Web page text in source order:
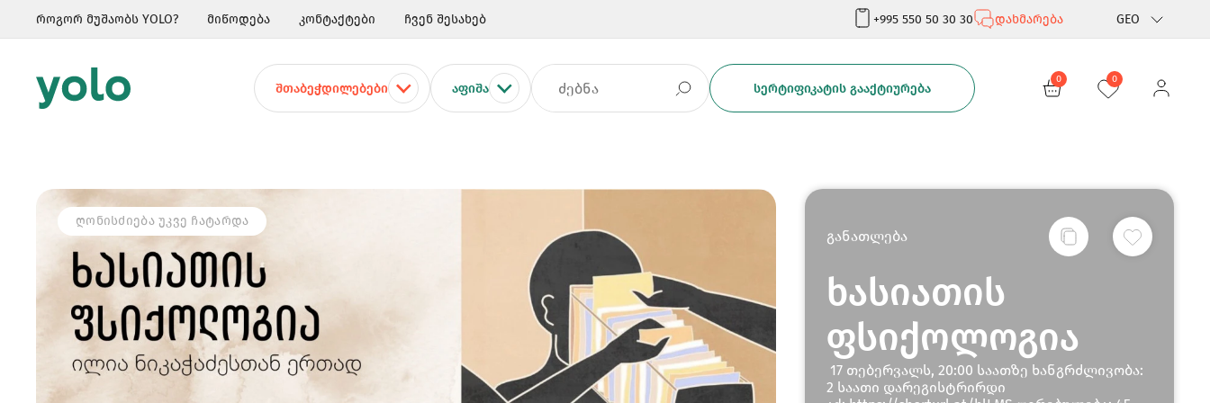
როგორ მუშაობს YOLO? მიწოდება კონტაქტები ჩვენ შესახებ +995 550 50 30 30 დახმარება GEO
Rus
ᲨᲗᲐᲑᲔᲭᲓᲘᲚᲔᲑᲔᲑᲘ ᲐᲤᲘᲨᲐ ᲡᲔᲠᲢᲘᲤᲘᲙᲐᲢᲘᲡ ᲒᲐᲐᲥᲢᲘᲣᲠᲔᲑᲐ
0 0
ᲦᲝᲜᲘᲡᲫᲘᲔᲑᲐ ᲣᲙᲕᲔ ᲩᲐᲢᲐᲠᲓᲐ
განათლება
ხასიათის
ფსიქოლოგია
17 თებერვალს, 20:00 საათზე ხანგრძლივობა:
2 საათი დარეგისტრირდი